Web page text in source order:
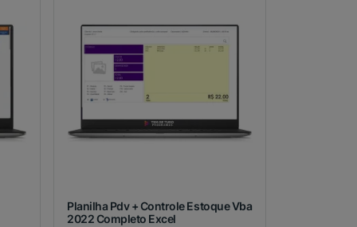
Planilha Pdv + Controle Estoque Vba
2022 Completo Excel